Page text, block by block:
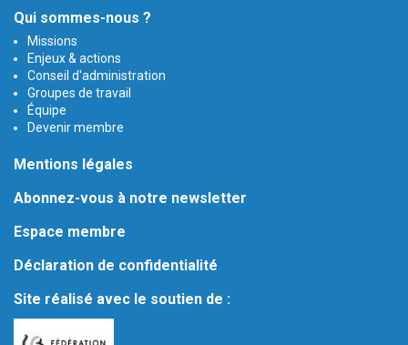
Qui sommes-nous ?
Missions
Enjeux & actions
Conseil d'administration
Groupes de travail
Équipe
Devenir membre
Mentions légales
Abonnez-vous à notre newsletter
Espace membre
Déclaration de confidentialité
Site réalisé avec le soutien de :